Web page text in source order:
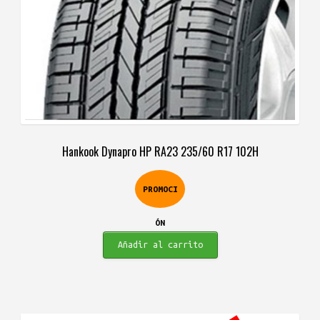
Hankook Dynapro HP RA23 235/60 R17 102H
PROMOCI
ÓN
Añadir al carrito